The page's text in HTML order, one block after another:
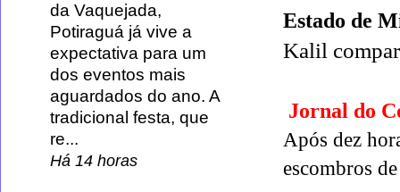
Estado de
Kalil
Jornal do
Após dez
escombros
da Vaquejada,
Potiraguá já vive a
expectativa para um
dos eventos mais
aguardados do ano. A
tradicional festa, que
re...
Há 14 horas